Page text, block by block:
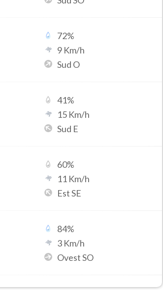
72%
9 Km/h
Sud O
41%
15 Km/h
Sud E
60%
11 Km/h
Est SE
84%
3 Km/h
Ovest SO